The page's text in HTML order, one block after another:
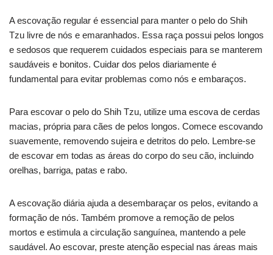
A escovação regular é essencial para manter o pelo do Shih
Tzu livre de nós e emaranhados. Essa raça possui pelos longos
e sedosos que requerem cuidados especiais para se manterem
saudáveis e bonitos. Cuidar dos pelos diariamente é
fundamental para evitar problemas como nós e embaraços.
Para escovar o pelo do Shih Tzu, utilize uma escova de cerdas
macias, própria para cães de pelos longos. Comece escovando
suavemente, removendo sujeira e detritos do pelo. Lembre-se
de escovar em todas as áreas do corpo do seu cão, incluindo
orelhas, barriga, patas e rabo.
A escovação diária ajuda a desembaraçar os pelos, evitando a
formação de nós. Também promove a remoção de pelos
mortos e estimula a circulação sanguínea, mantendo a pele
saudável. Ao escovar, preste atenção especial nas áreas mais